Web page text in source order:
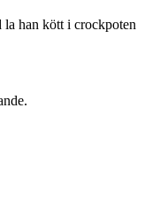
la han kött i crockpoten